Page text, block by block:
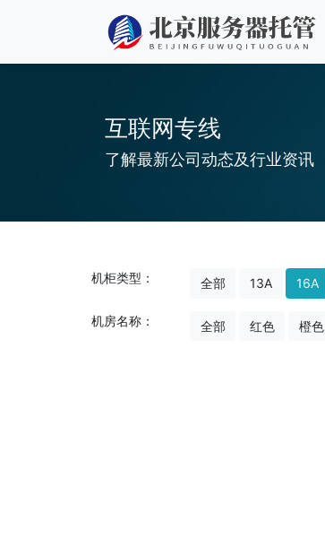
互联网专线
了解最新公司动态及行业资讯
机柜类型： 全部 13A 16A
机房名称： 全部 红色 橙色